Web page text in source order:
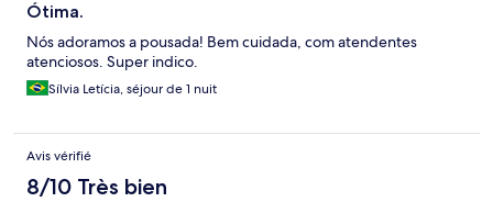
Ótima.
Nós adoramos a pousada! Bem cuidada, com atendentes
atenciosos. Super indico.
Sílvia Letícia, séjour de 1 nuit
Avis vérifié
8/10 Très bien